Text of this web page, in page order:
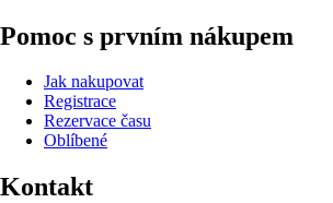
Pomoc s prvním nákupem
Jak nakupovat
Registrace
Rezervace času
Oblíbené
Kontakt